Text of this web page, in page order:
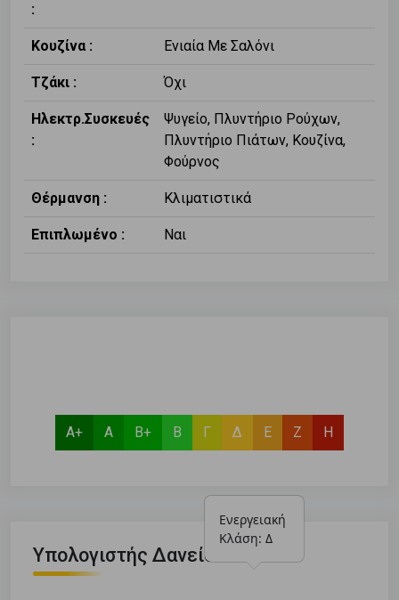
:
Κουζίνα : Ενιαία Με Σαλόνι
Τζάκι : Όχι
Ηλεκτρ.Συσκευές
:
Ψυγείο, Πλυντήριο Ρούχων,
Πλυντήριο Πιάτων, Κουζίνα,
Φούρνος
Θέρμανση : Κλιματιστικά
Επιπλωμένο : Ναι
Α+ Α Β+ Β Γ Δ
Ενεργειακή
Κλάση: Δ
Ε Ζ Η
Υπολογιστής Δανείου